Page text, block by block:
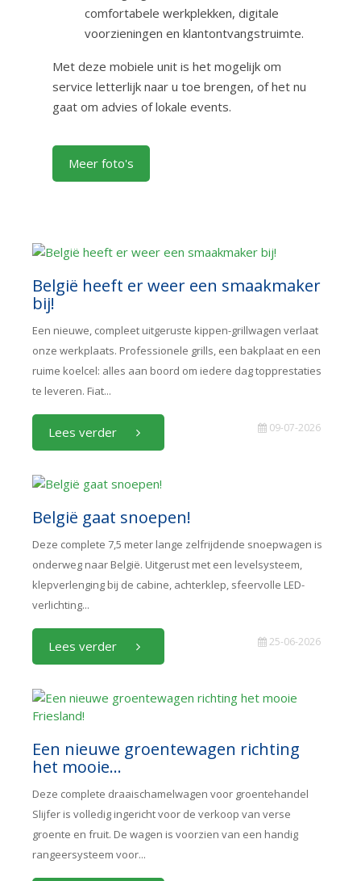
comfortabele werkplekken, digitale
voorzieningen en klantontvangstruimte.
Met deze mobiele unit is het mogelijk om
service letterlijk naar u toe brengen, of het nu
gaat om advies of lokale events.
Meer foto's
België heeft er weer een smaakmaker
bij!
Een nieuwe, compleet uitgeruste kippen-grillwagen verlaat
onze werkplaats. Professionele grills, een bakplaat en een
ruime koelcel: alles aan boord om iedere dag topprestaties
te leveren. Fiat...
Lees verder 09-07-2026
België gaat snoepen!
Deze complete 7,5 meter lange zelfrijdende snoepwagen is
onderweg naar België. Uitgerust met een levelsysteem,
klepverlenging bij de cabine, achterklep, sfeervolle LED-
verlichting...
Lees verder 25-06-2026
Een nieuwe groentewagen richting
het mooie...
Deze complete draaischamelwagen voor groentehandel
Slijfer is volledig ingericht voor de verkoop van verse
groente en fruit. De wagen is voorzien van een handig
rangeersysteem voor...